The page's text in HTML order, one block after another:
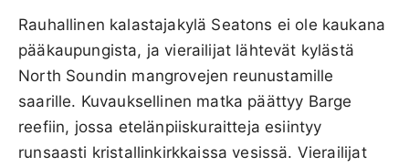
Rauhallinen kalastajakylä Seatons ei ole kaukana
pääkaupungista, ja vierailijat lähtevät kylästä
North Soundin mangrovejen reunustamille
saarille. Kuvauksellinen matka päättyy Barge
reefiin, jossa etelänpiiskuraitteja esiintyy
runsaasti kristallinkirkkaissa vesissä. Vierailijat